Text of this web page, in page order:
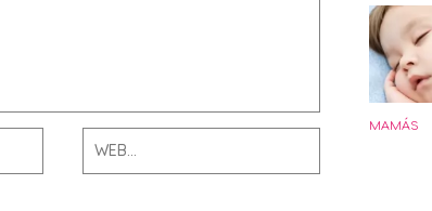
MAMÁS